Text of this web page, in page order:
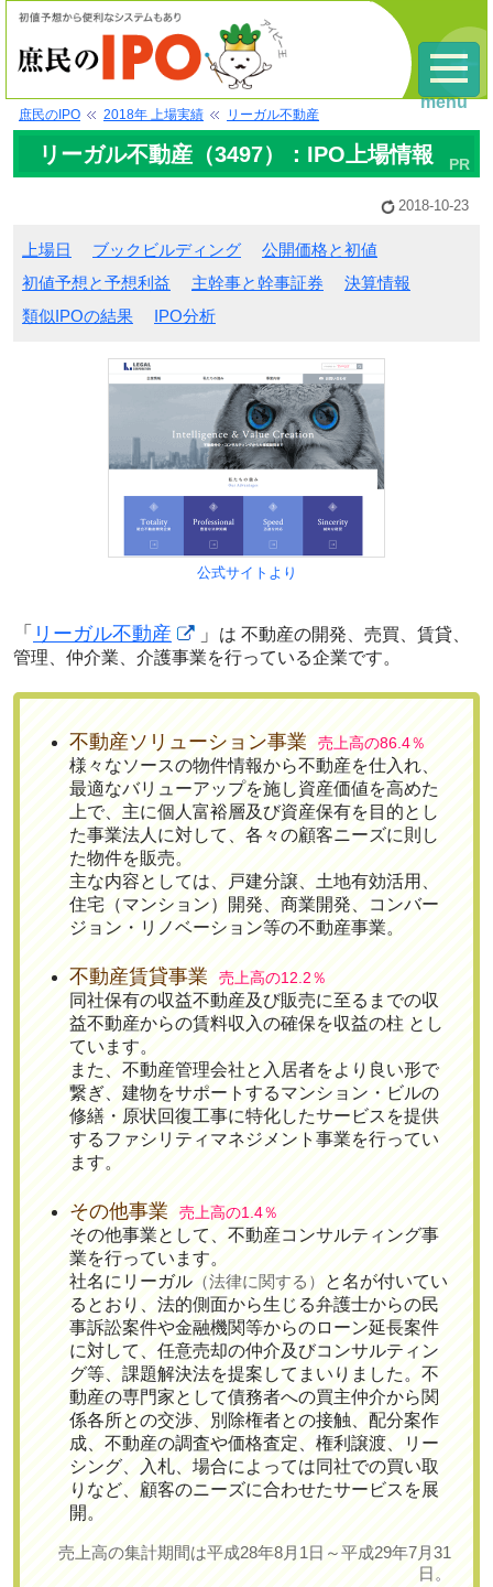
庶民のIPO 2018年 上場実績 リーガル不動産
リーガル不動産（3497）：IPO上場情報
2018-10-23
上場日 ブックビルディング
公開価格と初値
初値予想と予想利益
主幹事と幹事証券
決算情報
類似IPOの結果
IPO分析
公式サイトより
「 リーガル不動産 」
は 不動産の開発、売買、賃貸、
管理、仲介業、介護事業を行っている企業です。
不動産ソリューション事業 売上高の86.4％
様々なソースの物件情報から不動産を仕入れ、
最適なバリューアップを施し資産価値を高めた
上で、主に個人富裕層及び資産保有を目的とし
た事業法人に対して、各々の顧客ニーズに則し
た物件を販売。
主な内容としては、戸建分譲、土地有効活用、
住宅（マンション）開発、商業開発、コンバー
ジョン・リノベーション等の不動産事業。
不動産賃貸事業 売上高の12.2％
同社保有の収益不動産及び販売に至るまでの収
益不動産からの賃料収入の確保を収益の柱 とし
ています。
また、不動産管理会社と入居者をより良い形で
繋ぎ、建物をサポートするマンション・ビルの
修繕・原状回復工事に特化したサービスを提供
するファシリティマネジメント事業を行ってい
ます。
その他事業 売上高の1.4％
その他事業として、不動産コンサルティング事
業を行っています。
社名にリーガル （法律に関する）
と名が付いてい
るとおり、法的側面から生じる弁護士からの民
事訴訟案件や金融機関等からのローン延長案件
に対して、任意売却の仲介及びコンサルティン
グ等、課題解決法を提案してまいりました。不
動産の専門家として債務者への買主仲介から関
係各所との交渉、別除権者との接触、配分案作
成、不動産の調査や価格査定、権利譲渡、リー
シング、入札、場合によっては同社での買い取
りなど、顧客のニーズに合わせたサービスを展
開。
売上高の集計期間は平成28年8月1日～平成29年7月31
日。
menu